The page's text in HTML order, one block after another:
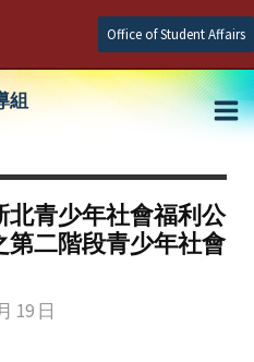
Office of Student Affairs
組
北青少年社會福利公
二階段青少年社會
19 日